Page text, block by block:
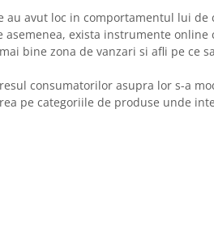
au avut loc in comportamentul lui de
exista instrumente online
bine zona de vanzari si afli pe ce
consumatorilor asupra lor s-a
pe categoriile de produse unde